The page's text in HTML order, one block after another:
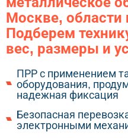
Москве, области
Подберем
вес, размеры и
ПРР с применением
оборудования,
надежная фиксация
Безопасная
электронными